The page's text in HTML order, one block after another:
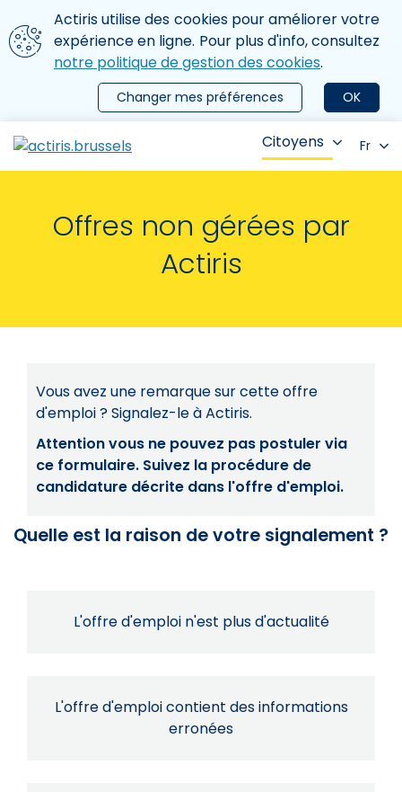
Aller au contenu principal
Nous utilisons des cookies
Actiris utilise des cookies pour améliorer votre
expérience en ligne. Pour plus d'info, consultez
notre politique de gestion des cookies.
OK
Changer mes préférences
le menu
Citoyens Fr
Offres non gérées par
Actiris
Vous avez une remarque sur cette offre
d'emploi ? Signalez-le à Actiris.
Attention vous ne pouvez pas postuler via
ce formulaire. Suivez la procédure de
candidature décrite dans l'offre d'emploi.
Quelle est la raison de votre signalement ?
L'offre d'emploi n'est plus d'actualité
L'offre d'emploi contient des informations
erronées